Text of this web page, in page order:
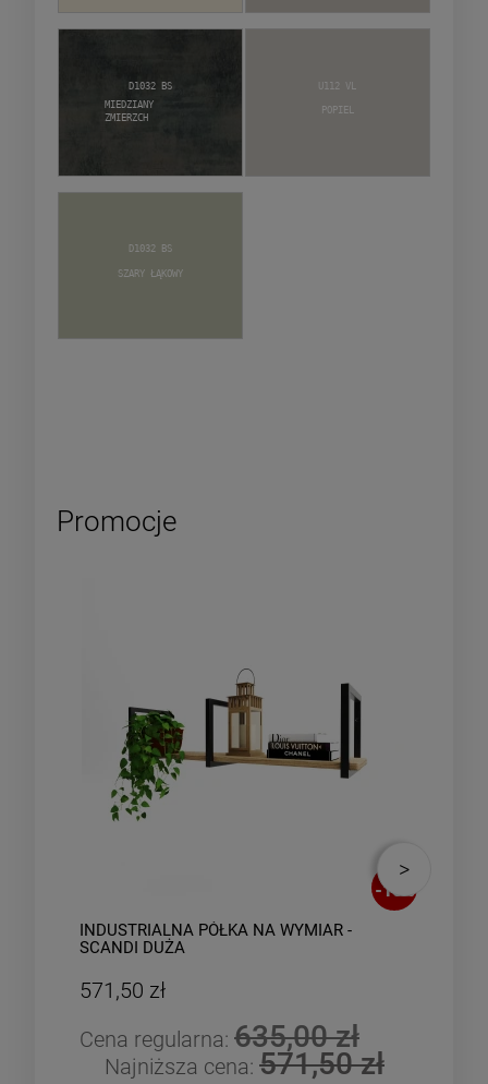
Miedziany
zmierzch
D1032 BS
Popiel
U112 VL
Szary Łąkowy
D1032 BS
Promocje
-10%
INDUSTRIALNA PÓŁKA NA WYMIAR -
SCANDI DUŻA
571,50 zł
Cena regularna: 635,00 zł
Najniższa cena: 571,50 zł